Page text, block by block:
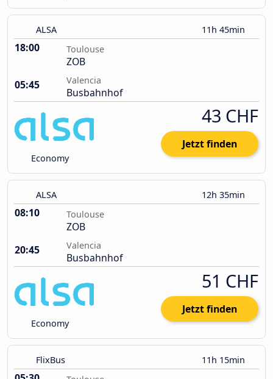
ALSA 11h 45min
18:00 Toulouse
ZOB
05:45
Valencia
Busbahnhof
Economy
43 CHF
Jetzt finden
ALSA 12h 35min
08:10 Toulouse
ZOB
20:45
Valencia
Busbahnhof
Economy
51 CHF
Jetzt finden
FlixBus 11h 15min